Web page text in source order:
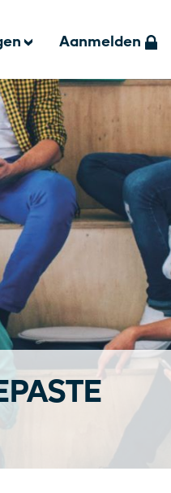
Aanmelden